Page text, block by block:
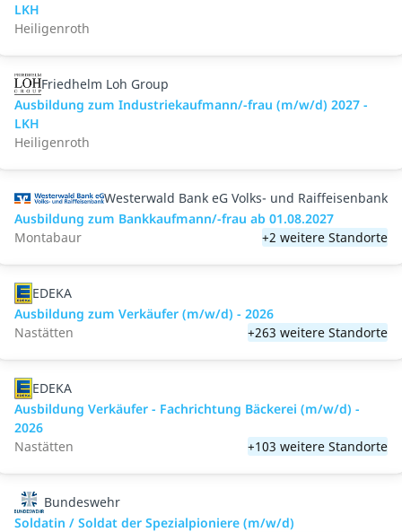
LKH
Heiligenroth
Friedhelm Loh Group
Ausbildung zum Industriekaufmann/-frau (m/w/d) 2027 -
LKH
Heiligenroth
Westerwald Bank eG Volks- und Raiffeisenbank
Ausbildung zum Bankkaufmann/-frau ab 01.08.2027
Montabaur
+2 weitere Standorte
EDEKA
Ausbildung zum Verkäufer (m/w/d) - 2026
Nastätten
+263 weitere Standorte
EDEKA
Ausbildung Verkäufer - Fachrichtung Bäckerei (m/w/d) -
2026
Nastätten
+103 weitere Standorte
Bundeswehr
Soldatin / Soldat der Spezialpioniere (m/w/d)